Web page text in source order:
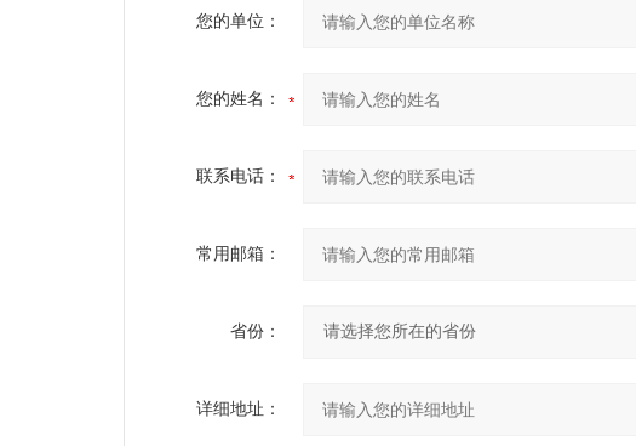
您的单位：
您的姓名：
联系电话：
常用邮箱：
省份：
详细地址：